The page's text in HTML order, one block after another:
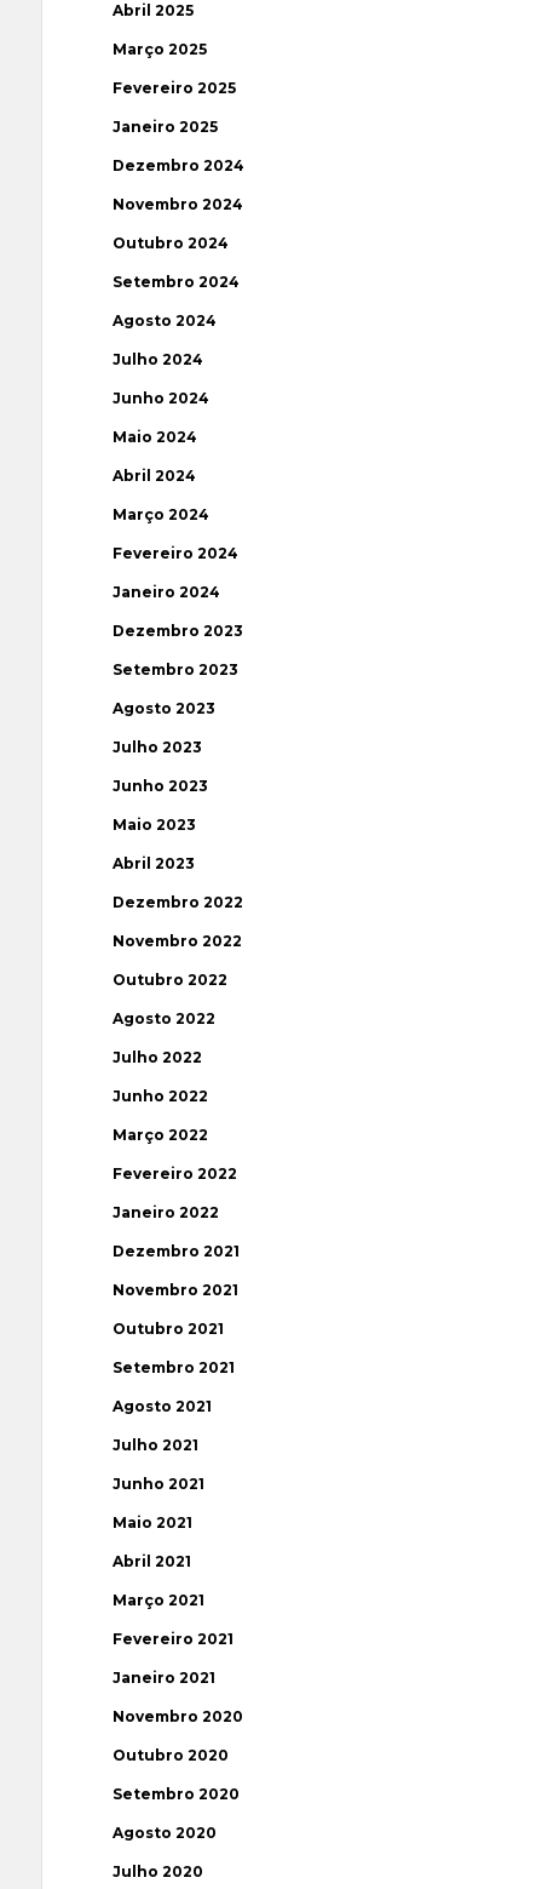
Abril 2025
Março 2025
Fevereiro 2025
Janeiro 2025
Dezembro 2024
Novembro 2024
Outubro 2024
Setembro 2024
Agosto 2024
Julho 2024
Junho 2024
Maio 2024
Abril 2024
Março 2024
Fevereiro 2024
Janeiro 2024
Dezembro 2023
Setembro 2023
Agosto 2023
Julho 2023
Junho 2023
Maio 2023
Abril 2023
Dezembro 2022
Novembro 2022
Outubro 2022
Agosto 2022
Julho 2022
Junho 2022
Março 2022
Fevereiro 2022
Janeiro 2022
Dezembro 2021
Novembro 2021
Outubro 2021
Setembro 2021
Agosto 2021
Julho 2021
Junho 2021
Maio 2021
Abril 2021
Março 2021
Fevereiro 2021
Janeiro 2021
Novembro 2020
Outubro 2020
Setembro 2020
Agosto 2020
Julho 2020